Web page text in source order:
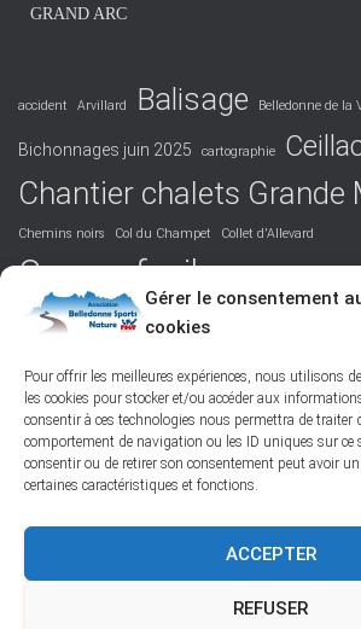
Gérer le consentement
cookies
Pour offrir les meilleures expériences, nous utilisons
les cookies pour stocker et/ou accéder aux
consentir à ces technologies nous permettra de traiter
comportement de navigation ou les ID uniques sur ce
consentir ou de retirer son consentement peut avoir
certaines caractéristiques et fonctions.
ACCEPTER
REFUSER
GRAND ARC
accident Arvillard Balisage Belledonne de la
Bichonnages juin 2025 cartographie
Chantier chalets Grande
Chemins noirs Col du Champet Collet d'Allevard
Course facile
Grandiose Hurtières Isère
Maurienne Nord-Belledonne orientation Picos de
Poésie randonnée responsabilité
Réchauffement
Saint-Colomban-des-Villards
ski de randonnée
St
Tôle ondulée
Vallée des Belleville Vie de l'association